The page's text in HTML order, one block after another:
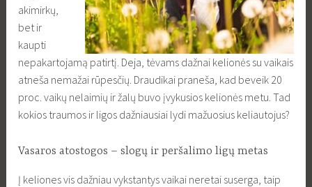
akimirkų,
bet ir
kaupti
nepakartojamą patirtį. Deja, tėvams dažnai kelionės su vaikais
atneša nemažai rūpesčių. Draudikai praneša, kad beveik 20
proc. vaikų nelaimių ir žalų buvo įvykusios kelionės metu. Tad
kokios traumos ir ligos dažniausiai lydi mažuosius keliautojus?
Vasaros atostogos – slogų ir peršalimo ligų metas
Į keliones vis dažniau vykstantys vaikai neretai suserga, taip